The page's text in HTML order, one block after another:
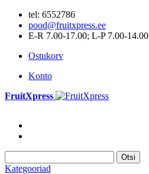
tel: 6552786
pood@fruitxpress.ee
E-R 7.00-17.00; L-P 7.00-14.00
Ostukorv
Konto
FruitXpress
Otsi
Kategooriad